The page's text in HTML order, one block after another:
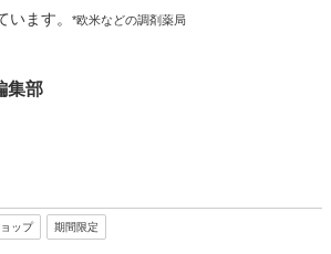
います。
*欧⽶などの調剤薬局
集部
ップ 期間限定